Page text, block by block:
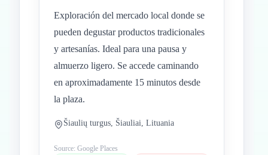
Exploración del mercado local donde se
pueden degustar productos tradicionales
y artesanías. Ideal para una pausa y
almuerzo ligero. Se accede caminando
en aproximadamente 15 minutos desde
la plaza.
Šiaulių turgus, Šiauliai, Lituania
Source: Google Places